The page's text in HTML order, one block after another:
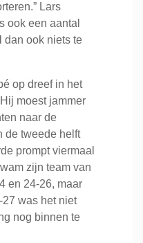
Lars
ook een aantal
dan ook niets te
op dreef in het
moest jammer
naar de
de tweede helft
prompt viermaal
zijn team van
en 24-26, maar
was het niet
nog binnen te